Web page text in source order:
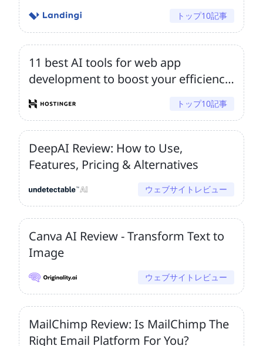
トップ10記事
11 best AI tools for web app
development to boost your efficiency
and innovation
トップ10記事
DeepAI Review: How to Use,
Features, Pricing & Alternatives
ウェブサイトレビュー
Canva AI Review - Transform Text to
Image
ウェブサイトレビュー
MailChimp Review: Is MailChimp The
Right Email Platform For You?